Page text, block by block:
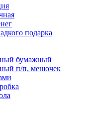
подарка
бумажный
п/п, мешочек